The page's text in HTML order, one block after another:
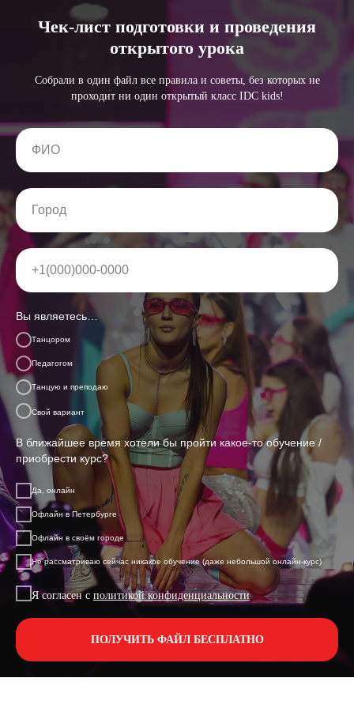
Чек-лист подготовки и проведения
открытого урока
Собрали в один файл все правила и советы, без которых не
проходит ни один открытый класс IDC kids!
Вы являетесь…
Танцором
Педагогом
Танцую и преподаю
Свой вариант
В ближайшее время хотели бы пройти какое-то обучение /
приобрести курс?
Да, онлайн
Офлайн в Петербурге
Офлайн в своём городе
Не рассматриваю сейчас никакое обучение (даже небольшой онлайн-курс)
Я согласен с политикой конфиденциальности
ПОЛУЧИТЬ ФАЙЛ БЕСПЛАТНО